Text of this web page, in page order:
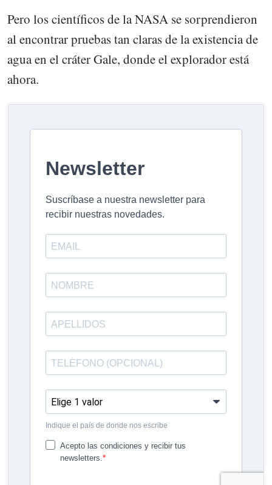
Pero los científicos de la NASA se sorprendieron
al encontrar pruebas tan claras de la existencia de
agua en el cráter Gale, donde el explorador está
ahora.